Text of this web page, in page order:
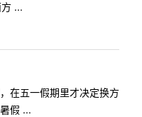
...
在五一假期里才决定换方
假 ...